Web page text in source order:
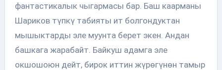
фантастикалык чыгармасы бар. Баш каарманы
Шариков түпкү табияты ит болгондуктан
мышыктарды эле муунта берет экен. Андан
башкага жарабайт. Байкуш адамга эле
окшошоюн дейт, бирок иттин жүрөгүнөн тамыр